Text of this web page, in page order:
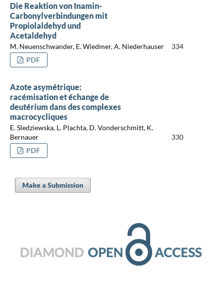
Die Reaktion von Inamin-
Carbonylverbindungen mit
Propiolaldehyd und
Acetaldehyd
M. Neuenschwander, E. Wiedmer, A. Niederhauser
334
PDF
Azote asymétrique:
racémisation et échange de
deutérium dans des complexes
macrocycliques
E. Sledziewska, L. Plachta, D. Vonderschmitt, K.
Bernauer
330
PDF
Make a Submission